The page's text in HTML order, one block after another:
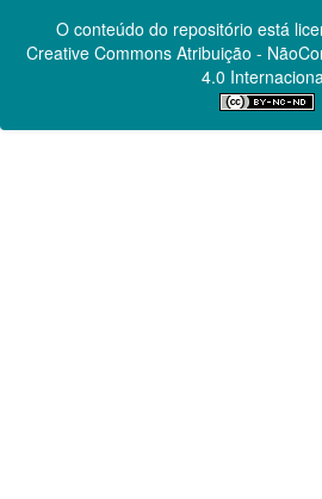
O conteúdo do repositório está
Creative CommonsAtribuição -
4.0